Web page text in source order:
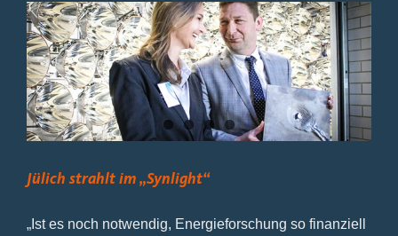
Jülich strahlt im „Synlight“
„Ist es noch notwendig, Energieforschung so finanziell